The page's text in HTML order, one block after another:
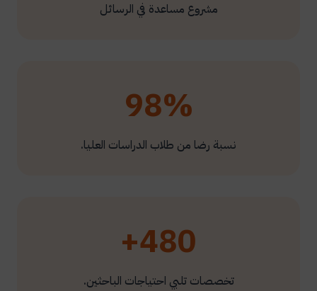
مشروع مساعدة في الرسائل
98%
نسبة رضا من طلاب الدراسات العليا.
480+
تخصصات تلبي احتياجات الباحثين.